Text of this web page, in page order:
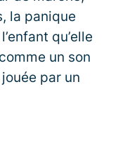
la panique
qu’elle
un son
par un